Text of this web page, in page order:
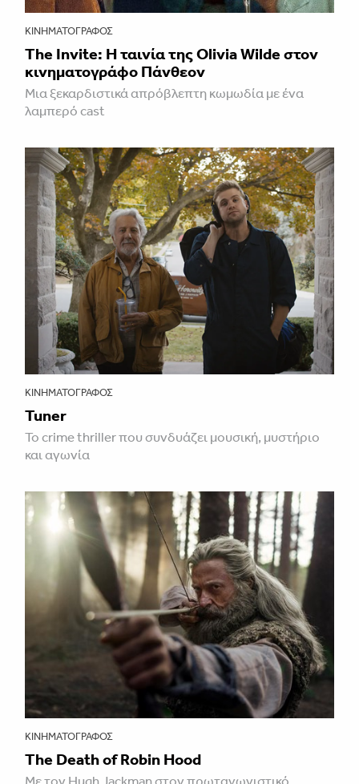
ΚΙΝΗΜΑΤΟΓΡΆΦΟΣ
The Invite: Η ταινία της Olivia Wilde στον
κινηματογράφο Πάνθεον
Μια ξεκαρδιστικά απρόβλεπτη κωμωδία με ένα
λαμπερό cast
ΚΙΝΗΜΑΤΟΓΡΆΦΟΣ
Tuner
Το crime thriller που συνδυάζει μουσική, μυστήριο
και αγωνία
ΚΙΝΗΜΑΤΟΓΡΆΦΟΣ
The Death of Robin Hood